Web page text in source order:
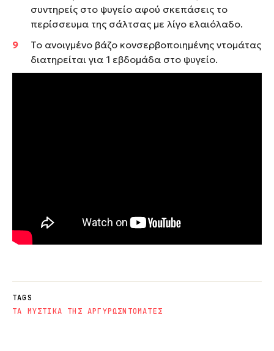
συντηρείς στο ψυγείο αφού σκεπάσεις το
περίσσευμα της σάλτσας με λίγο ελαιόλαδο.
Το ανοιγμένο βάζο κονσερβοποιημένης ντομάτας
διατηρείται για 1 εβδομάδα στο ψυγείο.
TAGS
ΤΑ ΜΥΣΤΙΚΑ ΤΗΣ ΑΡΓΥΡΩΣΝΤΟΜΑΤΕΣ